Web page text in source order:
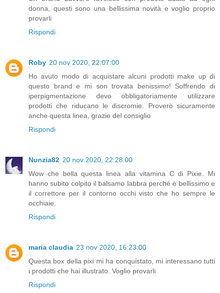
donna, questi sono una bellissima novità e voglio proprio
provarli
Rispondi
Roby 20 nov 2020, 22:07:00
Ho avuto modo di acquistare alcuni prodotti make up di
questo brand e mi son trovata benissimo! Soffrendo di
iperpigmentazione devo obbligatoriamente utilizzare
prodotti che riducano le discromie. Proverò sicuramente
anche questa linea, grazie del consiglio
Rispondi
Nunzia82 20 nov 2020, 22:28:00
Wow che bella questa linea alla vitamina C di Pixie. Mi
hanno subito colpito il balsamo labbra perché è bellissimo e
il correttore per il contorno occhi visto che ho sempre le
occhiaie.
Rispondi
maria claudia 23 nov 2020, 16:23:00
Questa box della pixi mi ha conquistato, mi interessano tutti
i prodotti che hai illustrato. Voglio provarli
Rispondi